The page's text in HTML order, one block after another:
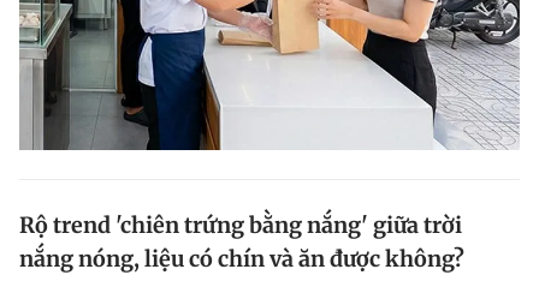
Hotline
0906 645 777
Liên hệ quảng cáo
0908 780 404
Quảng cáo Chính sách bảo
Phó tổng biên tập: Lâm Hiếu Dũng
Phó tổng biên tập: Trần Việt Hưng
Tổng thư ký tòa soạn: Đức Trung
Rộ trend 'chiên trứng bằng nắng' giữa trời
nắng nóng, liệu có chín và ăn được không?